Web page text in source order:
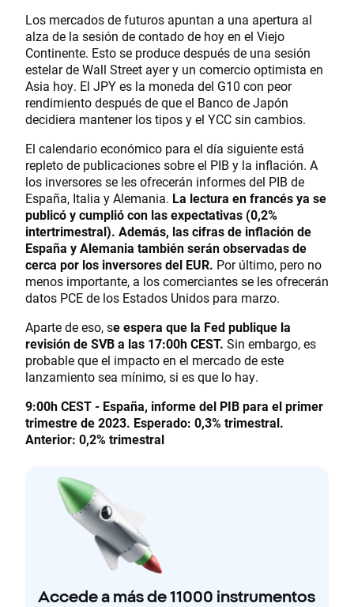
Los mercados de futuros apuntan a una apertura al
alza de la sesión de contado de hoy en el Viejo
Continente. Esto se produce después de una sesión
estelar de Wall Street ayer y un comercio optimista en
Asia hoy. El JPY es la moneda del G10 con peor
rendimiento después de que el Banco de Japón
decidiera mantener los tipos y el YCC sin cambios.
El calendario económico para el día siguiente está
repleto de publicaciones sobre el PIB y la inflación. A
los inversores se les ofrecerán informes del PIB de
España, Italia y Alemania. La lectura en francés ya se
publicó y cumplió con las expectativas (0,2%
intertrimestral). Además, las cifras de inflación de
España y Alemania también serán observadas de
cerca por los inversores del EUR. Por último, pero no
menos importante, a los comerciantes se les ofrecerán
datos PCE de los Estados Unidos para marzo.
Aparte de eso, se espera que la Fed publique la
revisión de SVB a las 17:00h CEST. Sin embargo, es
probable que el impacto en el mercado de este
lanzamiento sea mínimo, si es que lo hay.
9:00h CEST - España, informe del PIB para el primer
trimestre de 2023. Esperado: 0,3% trimestral.
Anterior: 0,2% trimestral
Accede a más de 11000 instrumentos